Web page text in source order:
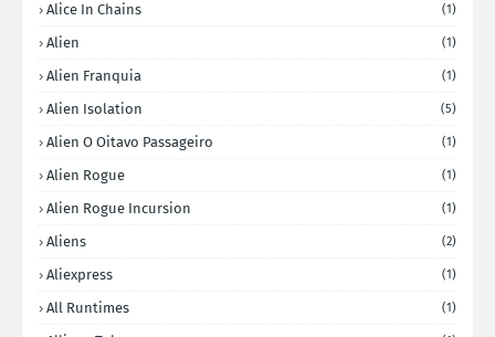
Alice In Chains (1)
Alien (1)
Alien Franquia (1)
Alien Isolation (5)
Alien O Oitavo Passageiro (1)
Alien Rogue (1)
Alien Rogue Incursion (1)
Aliens (2)
Aliexpress (1)
All Runtimes (1)